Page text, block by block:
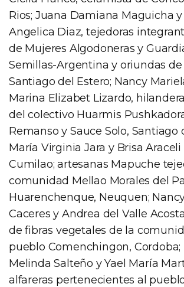
Rios; Juana Damiana Maguicha
Angelica Diaz, tejedoras
de Mujeres Algodoneras y
Semillas-Argentina y oriundas
Santiago del Estero; Nancy
Marina Elizabet Lizardo,
del colectivo Huarmis
Remanso y Sauce Solo, Santiago
María Virginia Jara y Brisa Araceli
Cumilao; artesanas Mapuche
comunidad Mellao Morales del
Huarenchenque, Neuquen;
Caceres y Andrea del Valle
de fibras vegetales de la
pueblo Comenchingon, Cordoba;
Melinda Salteño y Yael María
alfareras pertenecientes al